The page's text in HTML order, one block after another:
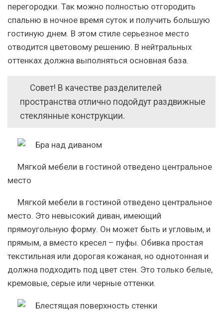
перегородки. Так можно полностью отгородить
спальню в ночное время суток и получить большую
гостиную днем. В этом стиле серьезное место
отводится цветовому решению. В нейтральных
оттенках должна выполняться основная база.
Совет! В качестве разделителей
пространства отлично подойдут раздвижные
стеклянные конструкции.
Мягкой мебели в гостиной отведено центральное
место
Мягкой мебели в гостиной отведено центральное
место. Это невысокий диван, имеющий
прямоугольную форму. Он может быть и угловым, и
прямым, а вместо кресел – пуфы. Обивка простая
текстильная или дорогая кожаная, но однотонная и
должна подходить под цвет стен. Это только белые,
кремовые, серые или черные оттенки.